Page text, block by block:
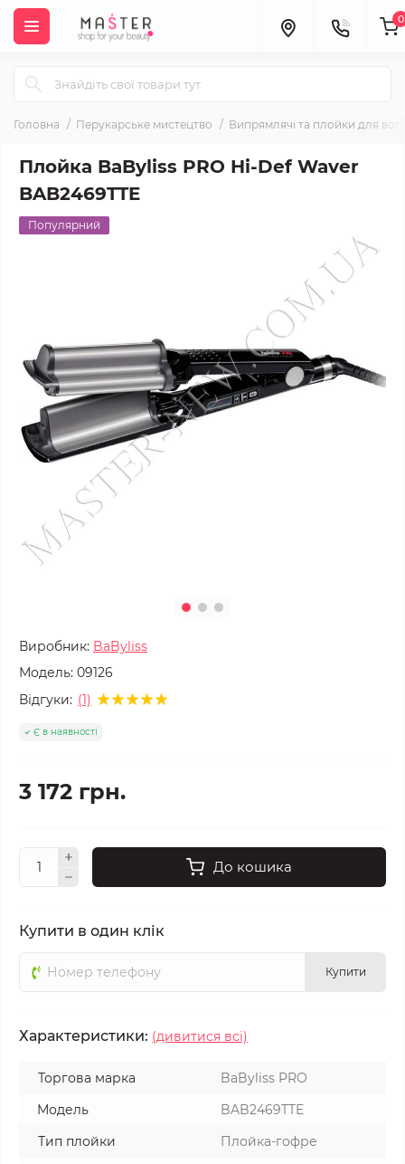
0
Головна Перукарське мистецтво Випрямлячі та плойки для
Плойка BaByliss PRO Hi-Def Waver
BAB2469TTE
Популярний
Виробник: BaByliss
Модель: 09126
Відгуки: (1)
Є в наявності
3 172 грн.
До кошика
Купити в один клік
Купити
Характеристики: (дивитися всі)
Торгова марка
BaByliss PRO
Модель
BAB2469TTE
Тип плойки
Плойка-гофре